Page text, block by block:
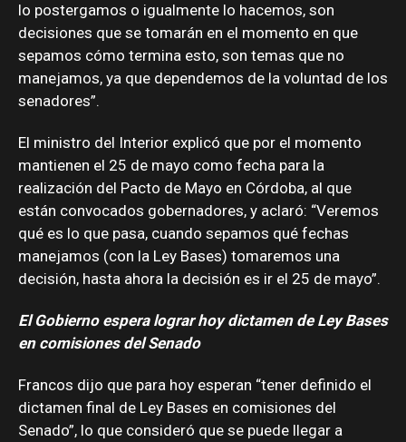
lo postergamos o igualmente lo hacemos, son
decisiones que se tomarán en el momento en que
sepamos cómo termina esto, son temas que no
manejamos, ya que dependemos de la voluntad de los
senadores”.
El ministro del Interior explicó que por el momento
mantienen el 25 de mayo como fecha para la
realización del Pacto de Mayo en Córdoba, al que
están convocados gobernadores, y aclaró: “Veremos
qué es lo que pasa, cuando sepamos qué fechas
manejamos (con la Ley Bases) tomaremos una
decisión, hasta ahora la decisión es ir el 25 de mayo”.
El Gobierno espera lograr hoy dictamen de Ley Bases
en comisiones del Senado
Francos dijo que para hoy esperan “tener definido el
dictamen final de Ley Bases en comisiones del
Senado”, lo que consideró que se puede llegar a